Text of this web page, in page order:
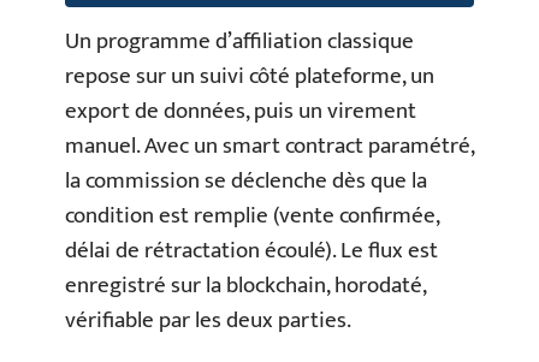
Un programme d’affiliation classique
repose sur un suivi côté plateforme, un
export de données, puis un virement
manuel. Avec un smart contract paramétré,
la commission se déclenche dès que la
condition est remplie (vente confirmée,
délai de rétractation écoulé). Le flux est
enregistré sur la blockchain, horodaté,
vérifiable par les deux parties.